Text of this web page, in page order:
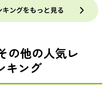
ングをもっと見る
の他の人気レ
キング